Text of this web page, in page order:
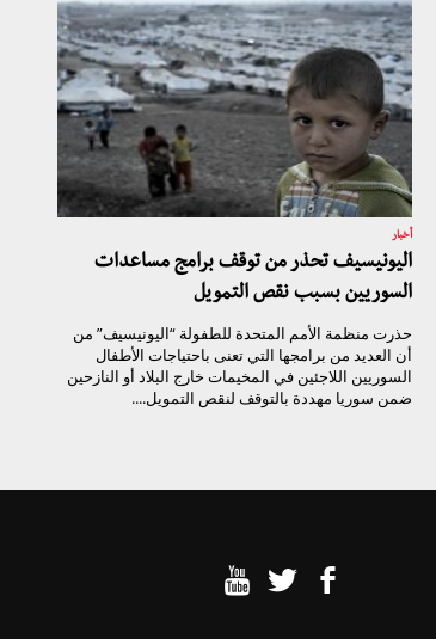
أخبار
اليونيسيف تحذر من توقف برامج مساعدات
السوريين بسبب نقص التمويل
حذرت منظمة الأمم المتحدة للطفولة “اليونيسيف” من
أن العديد من برامجها التي تعنى باحتياجات الأطفال
السوريين اللاجئين في المخيمات خارج البلاد أو النازحين
ضمن سوريا مهددة بالتوقف لنقص التمويل....